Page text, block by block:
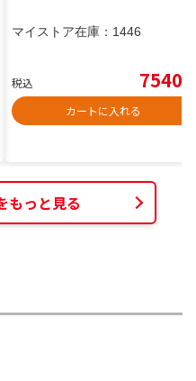
マイストア在庫： 1446
税込 7540
カートに入れる
もっと見る